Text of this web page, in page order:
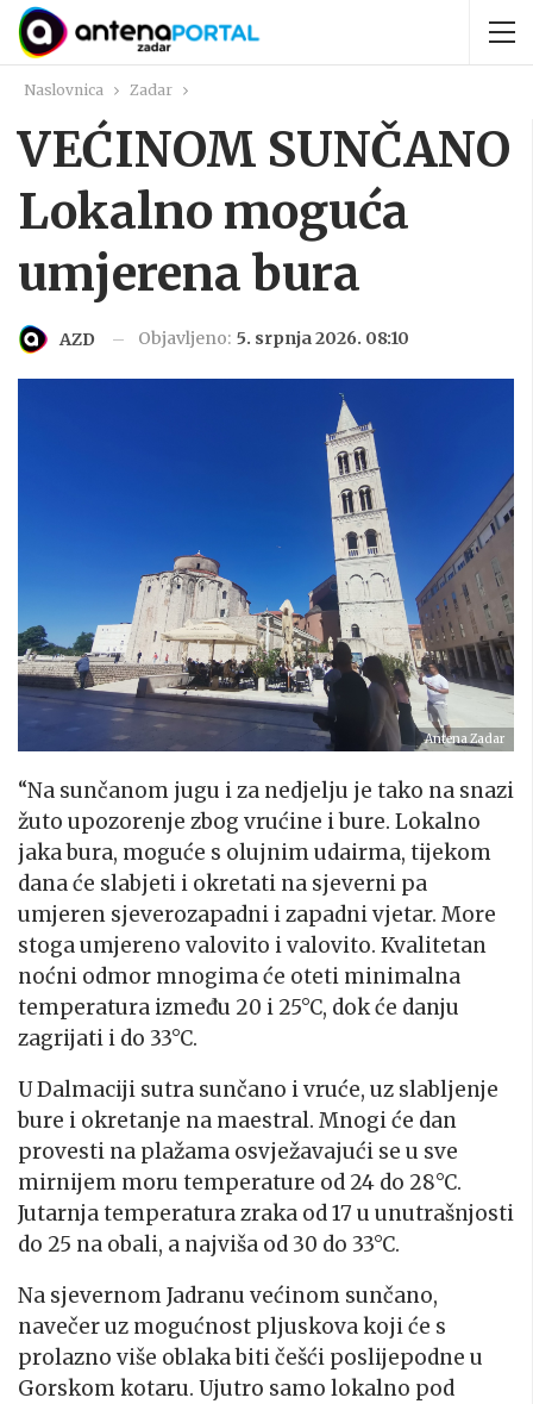
Naslovnica Zadar
VEĆINOM SUNČANO
Lokalno moguća
umjerena bura
AZD Objavljeno: 5. srpnja 2026. 08:10
Antena Zadar
“Na sunčanom jugu i za nedjelju je tako na snazi
žuto upozorenje zbog vrućine i bure. Lokalno
jaka bura, moguće s olujnim udairma, tijekom
dana će slabjeti i okretati na sjeverni pa
umjeren sjeverozapadni i zapadni vjetar. More
stoga umjereno valovito i valovito. Kvalitetan
noćni odmor mnogima će oteti minimalna
temperatura između 20 i 25°C, dok će danju
zagrijati i do 33°C.
U Dalmaciji sutra sunčano i vruće, uz slabljenje
bure i okretanje na maestral. Mnogi će dan
provesti na plažama osvježavajući se u sve
mirnijem moru temperature od 24 do 28°C.
Jutarnja temperatura zraka od 17 u unutrašnjosti
do 25 na obali, a najviša od 30 do 33°C.
Na sjevernom Jadranu većinom sunčano,
navečer uz mogućnost pljuskova koji će s
prolazno više oblaka biti češći poslijepodne u
Gorskom kotaru. Ujutro samo lokalno pod